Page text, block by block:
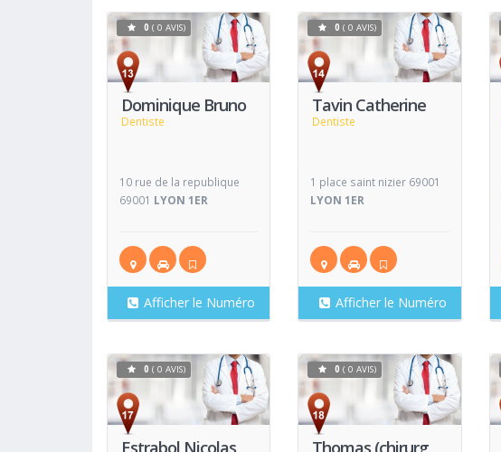
Dominique Bruno
Dentiste
Voir
0 ( 0 AVIS)
10 rue de la republique
69001 LYON 1ER
Afficher le Numéro
Tavin Catherine
Dentiste
Voir
Fiche
0( 0 AVIS)
1 place saint nizier 69001
LYON 1ER
Afficher le Numéro
Fiche
Estrabol Nicolas
Voir
0 ( 0 AVIS)
Thomas (chirurg
Voir
Fiche
0( 0 AVIS)
Fiche